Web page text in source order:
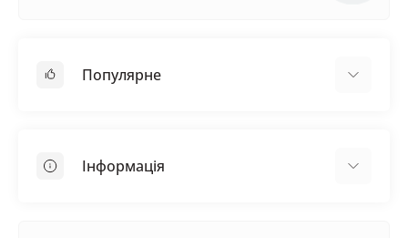
Популярне
Самовирівнююча суміш
Інформація